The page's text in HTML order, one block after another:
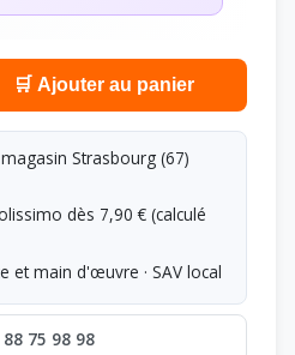
🛒 Ajouter au panier
Strasbourg (67)
dès 7,90 € (calculé
et main d'œuvre · SAV local
88 75 98 98